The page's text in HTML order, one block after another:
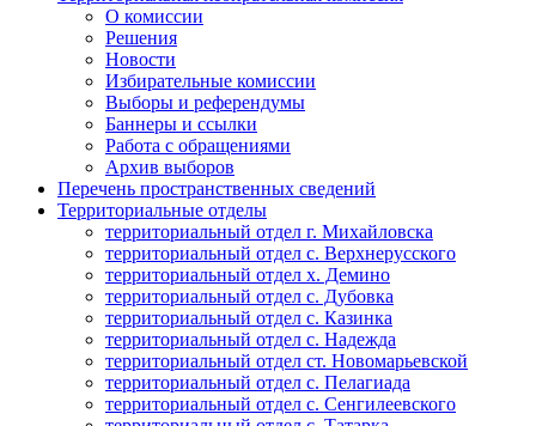
О комиссии
Решения
Новости
Избирательные комиссии
Выборы и референдумы
Баннеры и ссылки
Работа с обращениями
Архив выборов
Перечень пространственных сведений
Территориальные отделы
территориальный отдел г. Михайловска
территориальный отдел с. Верхнерусского
территориальный отдел х. Демино
территориальный отдел с. Дубовка
территориальный отдел с. Казинка
территориальный отдел с. Надежда
территориальный отдел ст. Новомарьевской
территориальный отдел с. Пелагиада
территориальный отдел с. Сенгилеевского